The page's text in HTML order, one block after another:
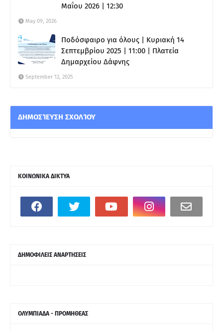
Μαΐου 2026 | 12:30
May 09, 2026
Ποδόσφαιρο για όλους | Κυριακή 14
Σεπτεμβρίου 2025 | 11:00 | Πλατεία
Δημαρχείου Δάφνης
September 12, 2025
ΔΗΜΟΣΊΕΥΣΗ ΣΧΟΛΊΟΥ
ΚΟΙΝΩΝΙΚΑ ΔΙΚΤΥΑ
ΔΗΜΟΦΙΛΕΙΣ ΑΝΑΡΤΗΣΕΙΣ
ΟΛΥΜΠΙΑΔΑ - ΠΡΟΜΗΘΕΑΣ